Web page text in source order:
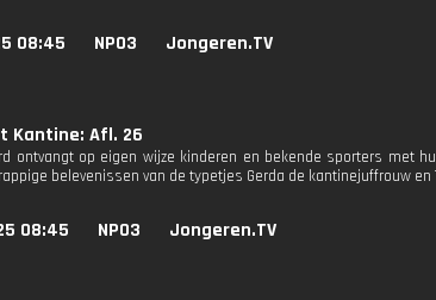
08:45 NPO3 Jongeren.TV
Kantine: Afl. 26
ontvangt op eigen wijze kinderen en bekende sporters met
belevenissen van de typetjes Gerda de kantinejuffrouw
08:45 NPO3 Jongeren.TV